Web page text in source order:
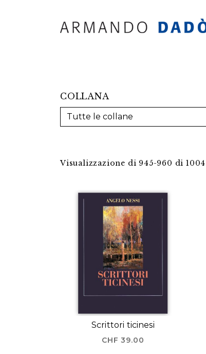
COLLANA
Visualizzazione di 945-960 di
Scrittori ticinesi
CHF 39.00